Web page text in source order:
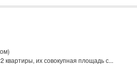
квартиры, их совокупная площадь с...